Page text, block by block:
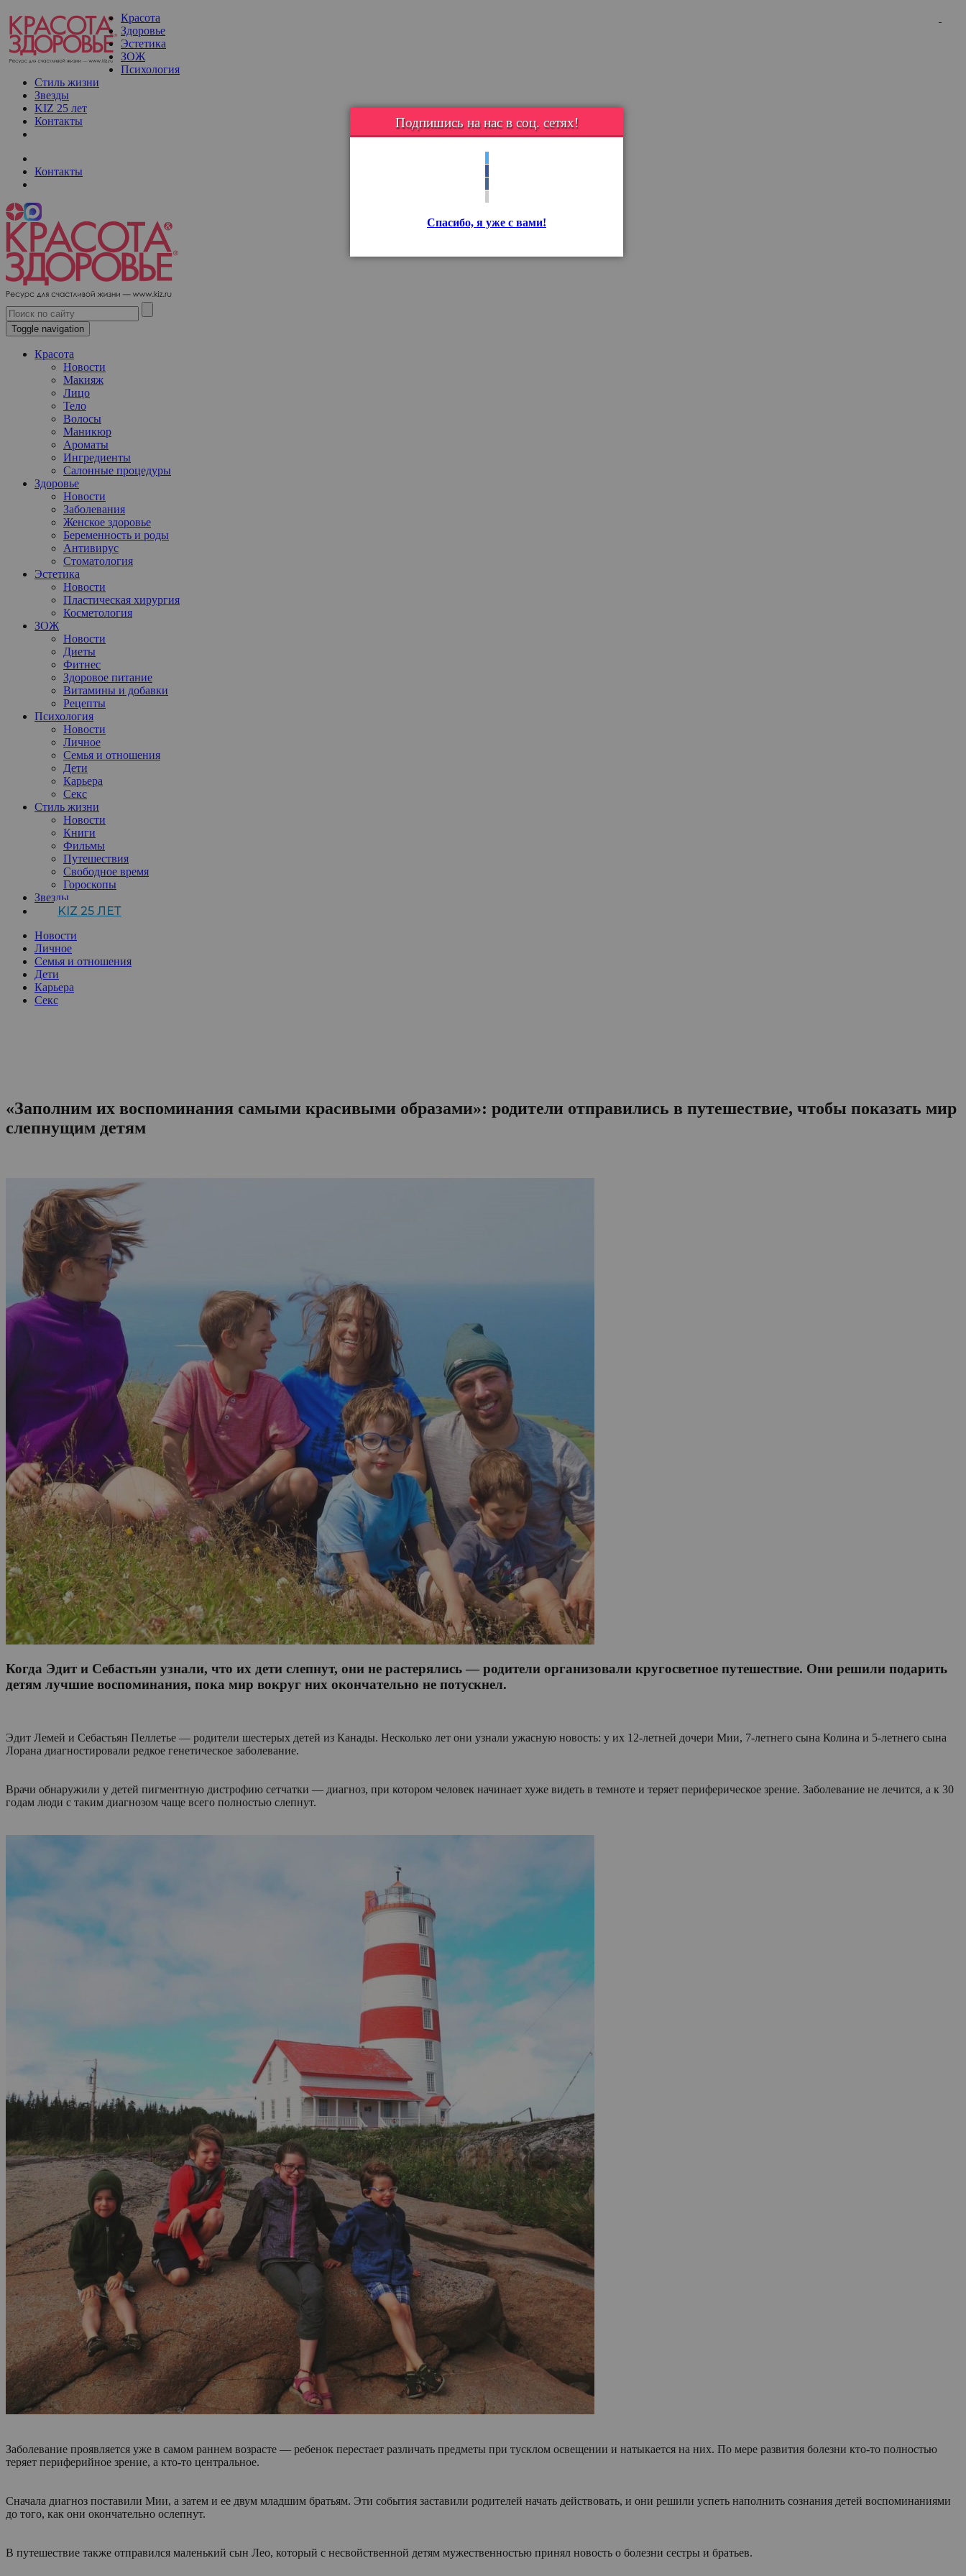
Красота
Здоровье
Эстетика
ЗОЖ
Психология
Стиль жизни
Звезды
KIZ 25 лет
Контакты
Контакты
Toggle navigation
Красота
Новости
Макияж
Лицо
Тело
Волосы
Маникюр
Ароматы
Ингредиенты
Салонные процедуры
Здоровье
Новости
Заболевания
Женское здоровье
Беременность и роды
Антивирус
Стоматология
Эстетика
Новости
Пластическая хирургия
Косметология
ЗОЖ
Новости
Диеты
Фитнес
Здоровое питание
Витамины и добавки
Рецепты
Психология
Новости
Личное
Семья и отношения
Дети
Карьера
Секс
Стиль жизни
Новости
Книги
Фильмы
Путешествия
Свободное время
Гороскопы
Звезды
KIZ 25 ЛЕТ
Новости
Личное
Семья и отношения
Дети
Карьера
Секс
Подпишись на нас в соц. сетях!
Спасибо, я уже с вами!
«Заполним их воспоминания самыми красивыми образами»: родители отправились в путешествие, чтобы показать мир
слепнущим детям
Когда Эдит и Себастьян узнали, что их дети слепнут, они не растерялись — родители организовали кругосветное путешествие. Они решили подарить
детям лучшие воспоминания, пока мир вокруг них окончательно не потускнел.
Эдит Лемей и Себастьян Пеллетье — родители шестерых детей из Канады. Несколько лет они узнали ужасную новость: у их 12-летней дочери Мии, 7-летнего сына Колина и 5-летнего сына
Лорана диагностировали редкое генетическое заболевание.
Врачи обнаружили у детей пигментную дистрофию сетчатки — диагноз, при котором человек начинает хуже видеть в темноте и теряет периферическое зрение. Заболевание не лечится, а к 30
годам люди с таким диагнозом чаще всего полностью слепнут.
Заболевание проявляется уже в самом раннем возрасте — ребенок перестает различать предметы при тусклом освещении и натыкается на них. По мере развития болезни кто-то полностью
теряет периферийное зрение, а кто-то центральное.
Сначала диагноз поставили Мии, а затем и ее двум младшим братьям. Эти события заставили родителей начать действовать, и они решили успеть наполнить сознания детей воспоминаниями
до того, как они окончательно ослепнут.
В путешествие также отправился маленький сын Лео, который с несвойственной детям мужественностью принял новость о болезни сестры и братьев.